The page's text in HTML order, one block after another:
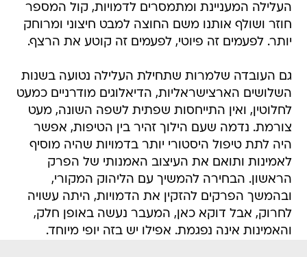
העלילה המעניינת ומתמסרים לדמויות, קול המספר
חוזר ושולף אותנו משם החוצה למבט חיצוני ומרוחק
יותר. לפעמים זה פיוטי, לפעמים זה קוטע את הרצף.
גם העובדה שלמרות שתחילת העלילה נטועה בשנות
השלושים הארצישראליות, הדיאלוגים מודרניים כמעט
לחלוטין, ואין התייחסות שפתית לשפה השונה, מעט
צורמת. נדמה שעם הילוך זהיר בין הטיפות, אפשר
היה לתת טיפול היסטורי יותר בדמויות שהיה מוסיף
לאמינות ותואם את העיצוב האמנותי של הפרק
הראשון. הבחירה להמשיך עם הליהוק המקורי,
ובהמשך הפרקים להזקין את הדמויות, היתה עשויה
לחרוק, אבל דוקא כאן, המעבר נעשה באופן חלק,
והאמינות אינה נפגמת. אפילו יש בזה יופי מיוחד.